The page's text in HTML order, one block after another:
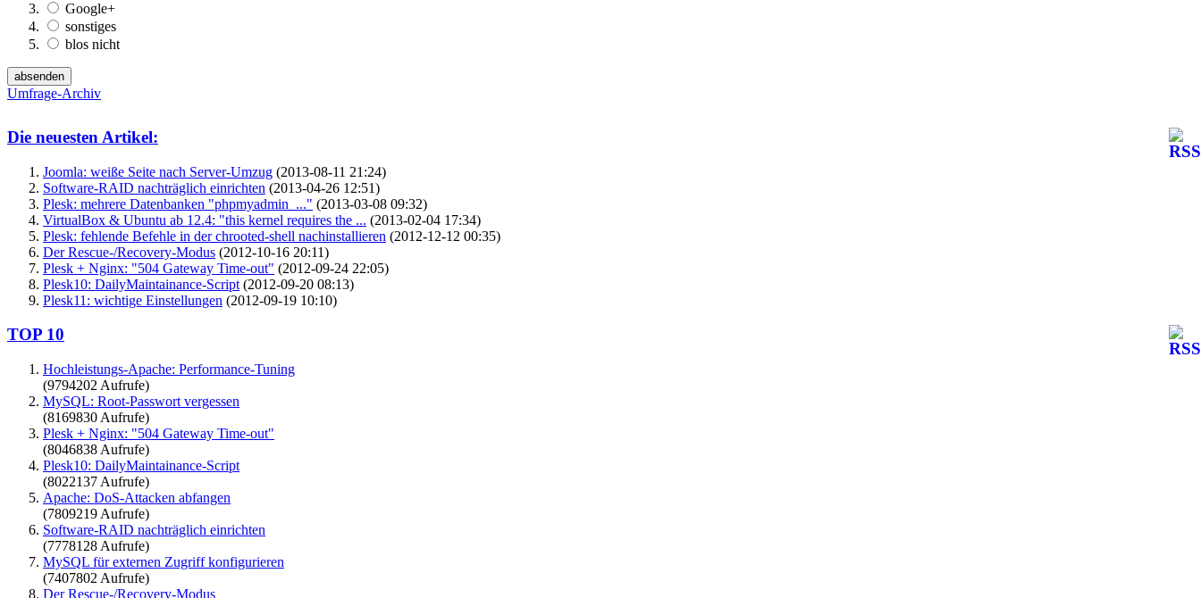
Google+
sonstiges
blos nicht
Umfrage-Archiv
Die neuesten Artikel:
Joomla: weiße Seite nach Server-Umzug (2013-08-11 21:24)
Software-RAID nachträglich einrichten (2013-04-26 12:51)
Plesk: mehrere Datenbanken "phpmyadmin_..." (2013-03-08 09:32)
VirtualBox & Ubuntu ab 12.4: "this kernel requires the ... (2013-02-04 17:34)
Plesk: fehlende Befehle in der chrooted-shell nachinstallieren (2012-12-12 00:35)
Der Rescue-/Recovery-Modus (2012-10-16 20:11)
Plesk + Nginx: "504 Gateway Time-out" (2012-09-24 22:05)
Plesk10: DailyMaintainance-Script (2012-09-20 08:13)
Plesk11: wichtige Einstellungen (2012-09-19 10:10)
TOP 10
Hochleistungs-Apache: Performance-Tuning
(9794202 Aufrufe)
MySQL: Root-Passwort vergessen
(8169830 Aufrufe)
Plesk + Nginx: "504 Gateway Time-out"
(8046838 Aufrufe)
Plesk10: DailyMaintainance-Script
(8022137 Aufrufe)
Apache: DoS-Attacken abfangen
(7809219 Aufrufe)
Software-RAID nachträglich einrichten
(7778128 Aufrufe)
MySQL für externen Zugriff konfigurieren
(7407802 Aufrufe)
Der Rescue-/Recovery-Modus